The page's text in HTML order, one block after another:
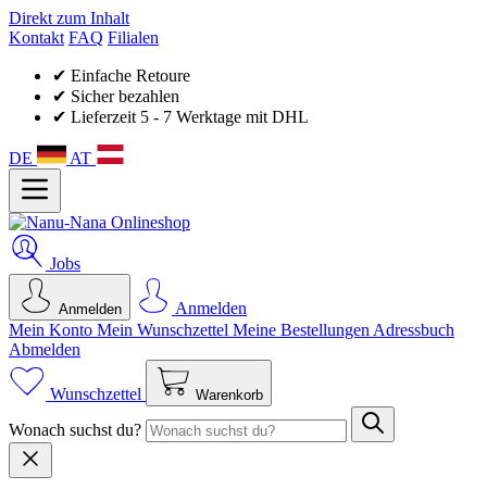
Direkt zum Inhalt
Kontakt FAQ Filialen
✔ Einfache Retoure
✔ Sicher bezahlen
✔ Lieferzeit 5 - 7 Werktage mit DHL
DE AT
Jobs
Anmelden
Anmelden
Mein Konto Mein Wunsch­zettel Meine Bestellungen Adressbuch
Abmelden
Wunschzettel Warenkorb
Wonach suchst du?